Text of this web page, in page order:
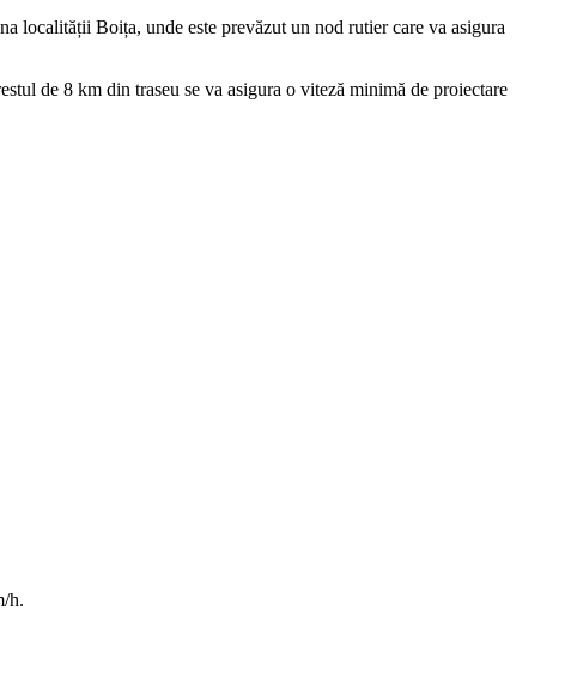
localității Boița, unde este prevăzut un nod rutier care va asigura
de 8 km din traseu se va asigura o viteză minimă de proiectare
h.